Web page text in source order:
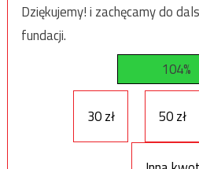
Dziękujemy! i zachęcamy do
fundacji.
104%
30 zł 50 zł